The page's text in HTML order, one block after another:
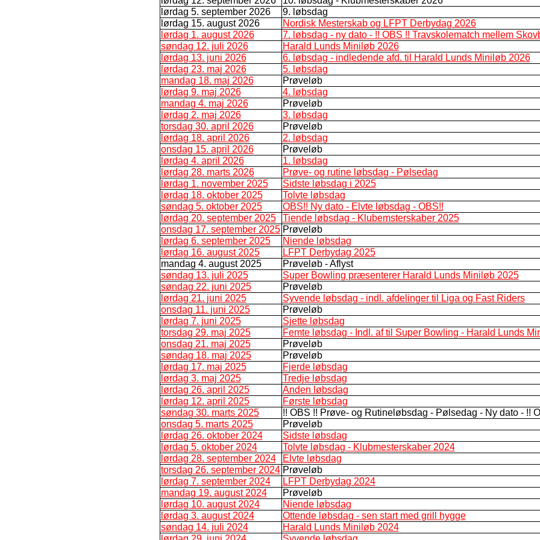
lørdag 5. september 2026
9. løbsdag
lørdag 15. august 2026
Nordisk Mesterskab og LFPT Derbydag 2026
lørdag 1. august 2026
7. løbsdag - ny dato - !! OBS !! Travskolematch mellem
søndag 12. juli 2026
Harald Lunds Miniløb 2026
lørdag 13. juni 2026
6. løbsdag - indledende afd. til Harald Lunds Miniløb 2026
lørdag 23. maj 2026
5. løbsdag
mandag 18. maj 2026
Prøveløb
lørdag 9. maj 2026
4. løbsdag
mandag 4. maj 2026
Prøveløb
lørdag 2. maj 2026
3. løbsdag
torsdag 30. april 2026
Prøveløb
lørdag 18. april 2026
2. løbsdag
onsdag 15. april 2026
Prøveløb
lørdag 4. april 2026
1. løbsdag
lørdag 28. marts 2026
Prøve- og rutine løbsdag - Pølsedag
lørdag 1. november 2025
Sidste løbsdag i 2025
lørdag 18. oktober 2025
Tolvte løbsdag
søndag 5. oktober 2025
OBS!! Ny dato - Elvte løbsdag - OBS!!
lørdag 20. september 2025
Tiende løbsdag - Klubemsterskaber 2025
onsdag 17. september 2025 Prøveløb
lørdag 6. september 2025
Niende løbsdag
lørdag 16. august 2025
LFPT Derbydag 2025
mandag 4. august 2025
Prøveløb - Aflyst
søndag 13. juli 2025
Super Bowling præsenterer Harald Lunds Miniløb 2025
søndag 22. juni 2025
Prøveløb
lørdag 21. juni 2025
Syvende løbsdag - indl. afdelinger til Liga og Fast Riders
onsdag 11. juni 2025
Prøveløb
lørdag 7. juni 2025
Sjette løbsdag
torsdag 29. maj 2025
Femte løbsdag - Indl. af til Super Bowling - Harald Lunds
onsdag 21. maj 2025
Prøveløb
søndag 18. maj 2025
Prøveløb
lørdag 17. maj 2025
Fjerde løbsdag
lørdag 3. maj 2025
Tredje løbsdag
lørdag 26. april 2025
Anden løbsdag
lørdag 12. april 2025
Første løbsdag
søndag 30. marts 2025
!! OBS !! Prøve- og Rutineløbsdag - Pølsedag - Ny dato - !!
onsdag 5. marts 2025
Prøveløb
lørdag 26. oktober 2024
Sidste løbsdag
lørdag 5. oktober 2024
Tolvte løbsdag - Klubmesterskaber 2024
lørdag 28. september 2024
Elvte løbsdag
torsdag 26. september 2024 Prøveløb
lørdag 7. september 2024
LFPT Derbydag 2024
mandag 19. august 2024
Prøveløb
lørdag 10. august 2024
Niende løbsdag
lørdag 3. august 2024
Ottende løbsdag - sen start med grill hygge
søndag 14. juli 2024
Harald Lunds Miniløb 2024